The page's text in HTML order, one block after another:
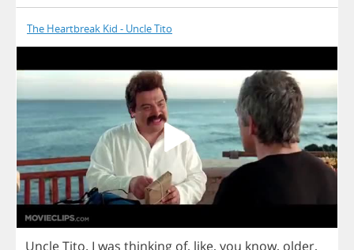
The Heartbreak Kid - Uncle Tito
UncleTito. I was thinking of, like, you know, older,